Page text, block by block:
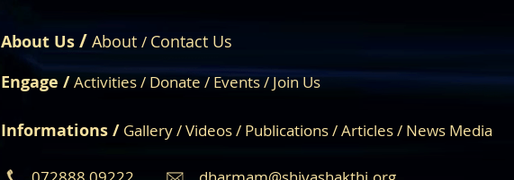
About Us
About Us / About / Contact Us
Engage /Activities / Donate /Events /Join Us
Informations / Gallery/Videos/ Publications/Articles / News Media